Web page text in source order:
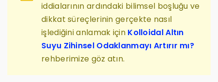
iddialarının ardındaki bilimsel boşluğu ve
dikkat süreçlerinin gerçekte nasıl
işlediğini anlamak için Kolloidal Altın
Suyu Zihinsel Odaklanmayı Artırır mı?
rehberimize göz atın.